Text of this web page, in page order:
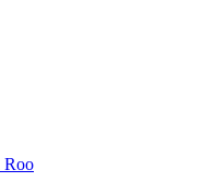
Roo